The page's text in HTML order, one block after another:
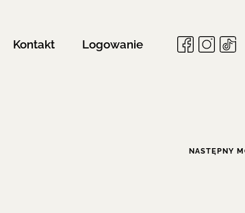
Kontakt Logowanie
NASTĘPNY